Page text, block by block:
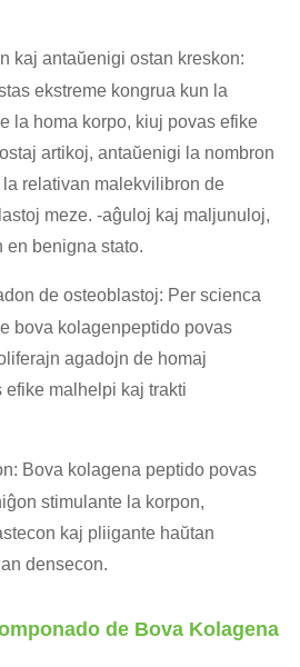
kaj antaŭenigi ostan kreskon:
ekstreme kongrua kun la
la homa korpo, kiuj povas efike
artikoj, antaŭenigi la nombron
relativan malekvilibron de
meze. -aĝuloj kaj maljunuloj,
en benigna stato.
de osteoblastoj: Per scienca
bova kolagenpeptido povas
agadojn de homaj
malhelpi kaj trakti
Bova kolagena peptido povas
stimulante la korpon,
kaj pliigante haŭtan
densecon.
de Bova Kolagena